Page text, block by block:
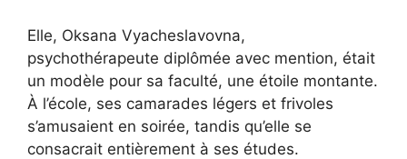
Elle, Oksana Vyacheslavovna,
psychothérapeute diplômée avec mention, était
un modèle pour sa faculté, une étoile montante.
À l’école, ses camarades légers et frivoles
s’amusaient en soirée, tandis qu’elle se
consacrait entièrement à ses études.